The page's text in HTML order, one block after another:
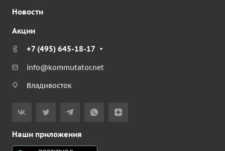
Новости
Акции
+7 (495) 645-18-17
info@kommutator.net
Владивосток
Наши приложения